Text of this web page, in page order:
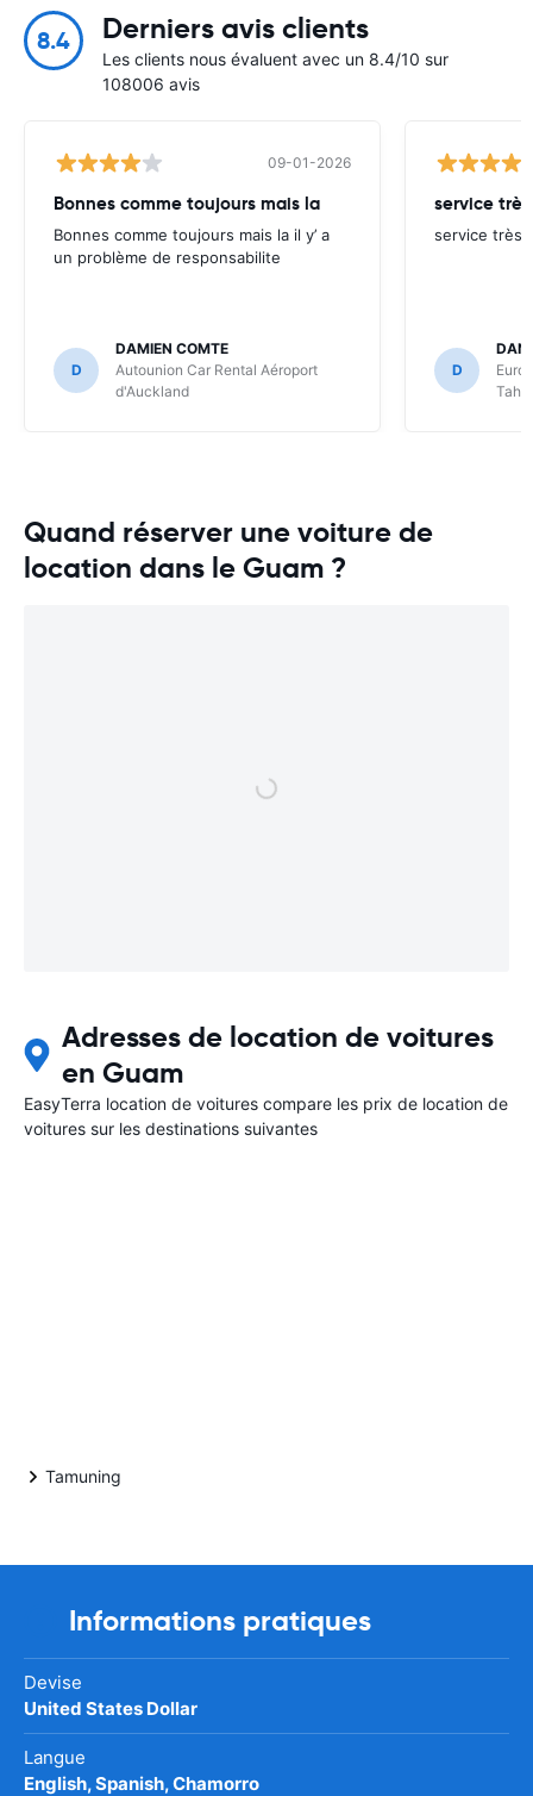
8.4 Derniers avis clients
Les clients nous évaluent avec un 8.4/10 sur
108006 avis
09-01-2026
Bonnes comme toujours mais la
Bonnes comme toujours mais la il y’ a
un problème de responsabilite
D
DAMIEN COMTE
Autounion Car Rental Aéroport
d'Auckland
service
service très
D
Quand réserver une voiture de
location dans le Guam ?
Adresses de location de voitures
en Guam
EasyTerra location de voitures compare les prix de location de
voitures sur les destinations suivantes
Tamuning
Informations pratiques
Devise
United States Dollar
Langue
English, Spanish, Chamorro